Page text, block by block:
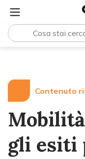
Contenuto
gli esiti